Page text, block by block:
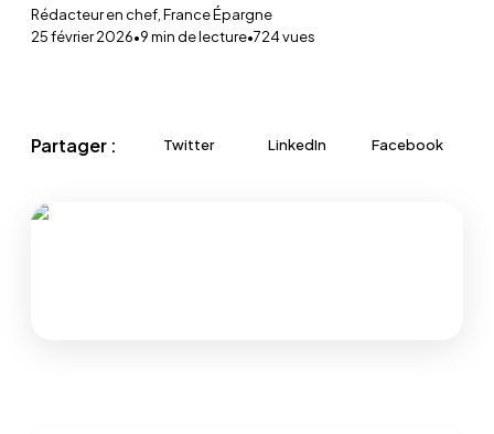
Rédacteur en chef, France Épargne
25 février 2026•9min de lecture•724vues
Partager : Twitter LinkedIn Facebook